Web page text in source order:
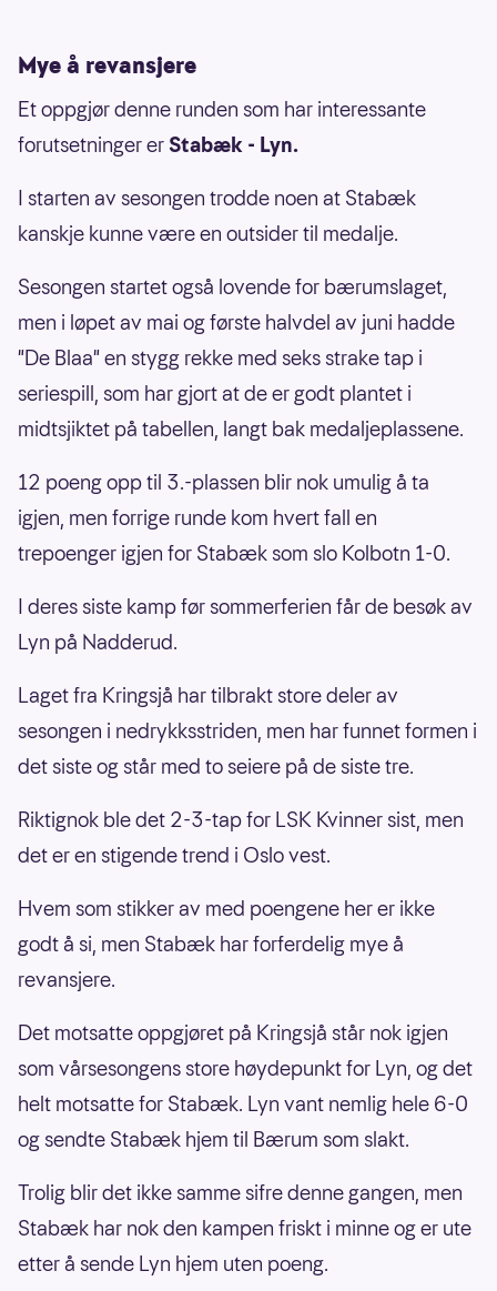
Mye å revansjere
Et oppgjør denne runden som har interessante
forutsetninger er Stabæk - Lyn.
I starten av sesongen trodde noen at Stabæk
kanskje kunne være en outsider til medalje.
Sesongen startet også lovende for bærumslaget,
men i løpet av mai og første halvdel av juni hadde
"De Blaa" en stygg rekke med seks strake tap i
seriespill, som har gjort at de er godt plantet i
midtsjiktet på tabellen, langt bak medaljeplassene.
12 poeng opp til 3.-plassen blir nok umulig å ta
igjen, men forrige runde kom hvert fall en
trepoenger igjen for Stabæk som slo Kolbotn 1-0.
I deres siste kamp før sommerferien får de besøk av
Lyn på Nadderud.
Laget fra Kringsjå har tilbrakt store deler av
sesongen i nedrykksstriden, men har funnet formen i
det siste og står med to seiere på de siste tre.
Riktignok ble det 2-3-tap for LSK Kvinner sist, men
det er en stigende trend i Oslo vest.
Hvem som stikker av med poengene her er ikke
godt å si, men Stabæk har forferdelig mye å
revansjere.
Det motsatte oppgjøret på Kringsjå står nok igjen
som vårsesongens store høydepunkt for Lyn, og det
helt motsatte for Stabæk. Lyn vant nemlig hele 6-0
og sendte Stabæk hjem til Bærum som slakt.
Trolig blir det ikke samme sifre denne gangen, men
Stabæk har nok den kampen friskt i minne og er ute
etter å sende Lyn hjem uten poeng.